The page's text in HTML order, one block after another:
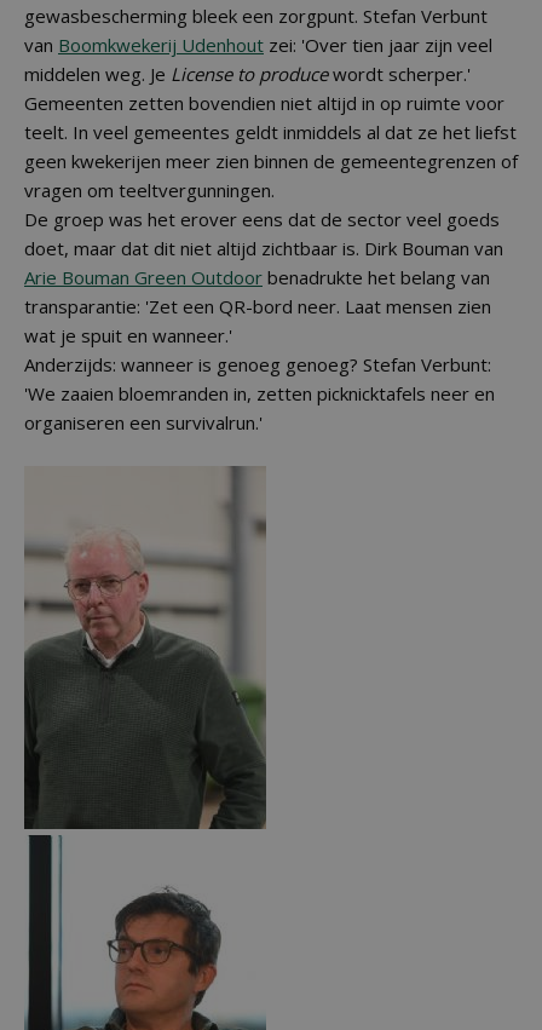
gewasbescherming bleek een zorgpunt. Stefan Verbunt
van Boomkwekerij Udenhout zei: 'Over tien jaar zijn veel
middelen weg. Je License to producewordt scherper.'
Gemeenten zetten bovendien niet altijd in op ruimte voor
teelt. In veel gemeentes geldt inmiddels al dat ze het liefst
geen kwekerijen meer zien binnen de gemeentegrenzen of
vragen om teeltvergunningen.
De groep was het erover eens dat de sector veel goeds
doet, maar dat dit niet altijd zichtbaar is. Dirk Bouman van
Arie Bouman Green Outdoor benadrukte het belang van
transparantie: 'Zet een QR-bord neer. Laat mensen zien
wat je spuit en wanneer.'
Anderzijds: wanneer is genoeg genoeg? Stefan Verbunt:
'We zaaien bloemranden in, zetten picknicktafels neer en
organiseren een survivalrun.'